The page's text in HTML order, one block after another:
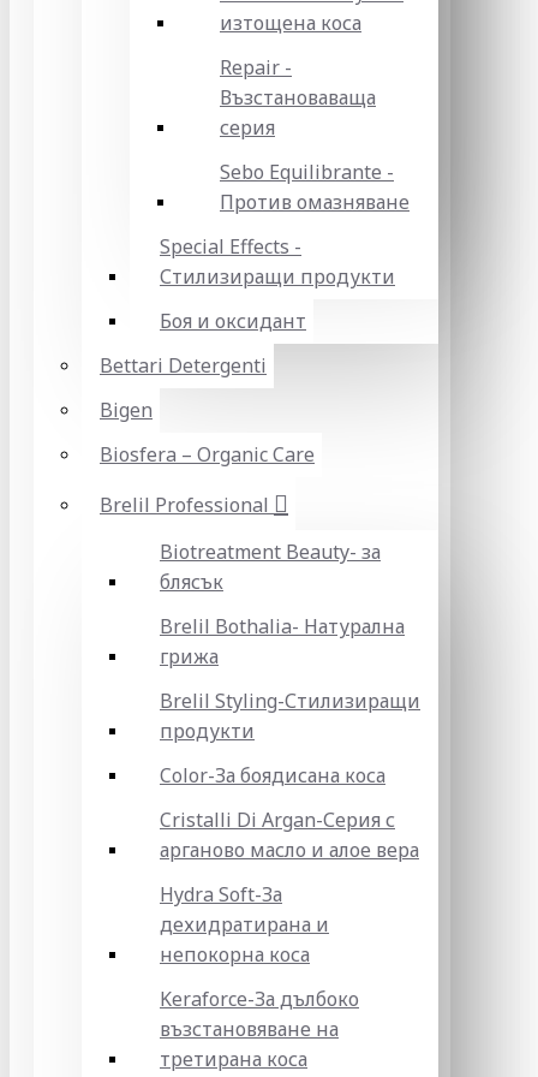
изтощена коса
Repair -
Възстановаваща
серия
Sebo Equilibrante -
Против омазняване
Special Effects -
Стилизиращи продукти
Боя и оксидант
Bettari Detergenti
Bigen
Biosfera – Organic Care
Brelil Professional
Biotreatment Beauty- за
блясък
Brelil Bothalia- Натурална
грижа
Brelil Styling-Стилизиращи
продукти
Color-За боядисана коса
Cristalli Di Argan-Серия с
арганово масло и алое вера
Hydra Soft-За
дехидратирана и
непокорна коса
Keraforce-За дълбоко
възстановяване на
третирана коса